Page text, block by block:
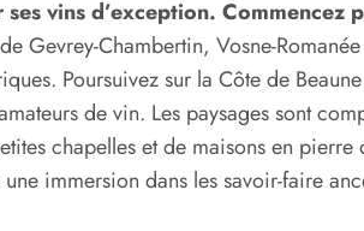
vins d’exception. Commencez
Gevrey-Chambertin, Vosne-
Poursuivez sur la Côte de
de vin. Les paysages sont
chapelles et de maisons en
immersion dans les savoir-faire